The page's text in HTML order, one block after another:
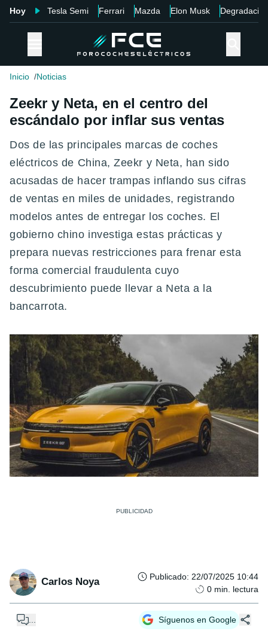
Hoy Tesla Semi Ferrari Mazda Elon Musk Degradación
Inicio Noticias
Zeekr y Neta, en el centro del
escándalo por inflar sus ventas
Dos de las principales marcas de coches
eléctricos de China, Zeekr y Neta, han sido
acusadas de hacer trampas inflando sus cifras
de ventas en miles de unidades, registrando
modelos antes de entregar los coches. El
gobierno chino investiga estas prácticas y
prepara nuevas restricciones para frenar esta
forma comercial fraudulenta cuyo
descubrimiento puede llevar a Neta a la
bancarrota.
Carlos Noya Publicado: 22/07/2025 10:44
0 min. lectura
Síguenos en Google